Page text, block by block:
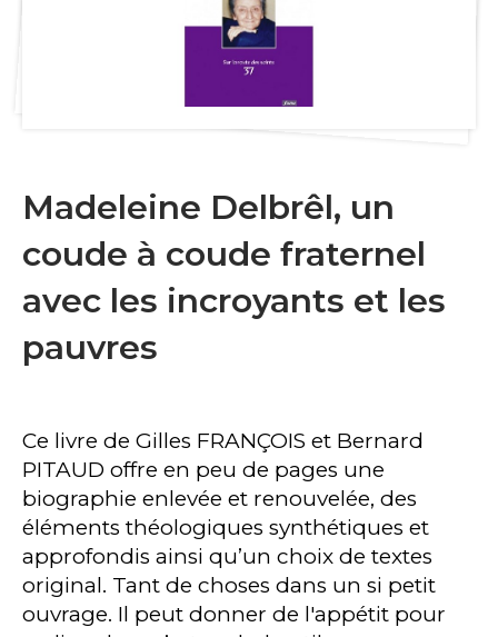
Madeleine Delbrêl, un
coude à coude fraternel
avec les incroyants et les
pauvres
Ce livre de Gilles FRANÇOIS et Bernard
PITAUD offre en peu de pages une
biographie enlevée et renouvelée, des
éléments théologiques synthétiques et
approfondis ainsi qu’un choix de textes
original. Tant de choses dans un si petit
ouvrage. Il peut donner de l'appétit pour